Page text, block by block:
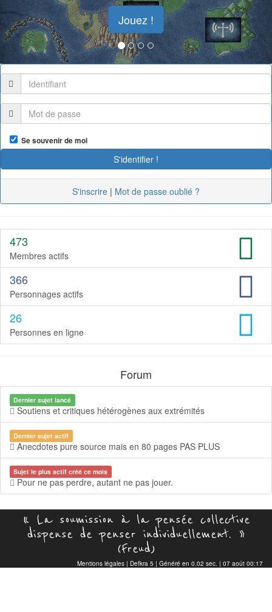
Jouez !
Se souvenir de moi
S'inscrire | Mot de passe oublié ?
473
Membres actifs
366
Personnages actifs
26
Personnes en ligne
Forum
Dernier sujet lancé
Soutiens et critiques hétérogènes aux extrémités
Dernier sujet actif
Anecdotes pure source mais en 80 pages PAS PLUS
Sujet le plus actif créé ce mois
Pour ne pas perdre, autant ne pas jouer.
« La soumission à la pensée collective
dispense de penser individuellement. »
(Freud)
Mentions légales | Defkra 5 | Généré en 0.02 sec. | 07 août 00:17